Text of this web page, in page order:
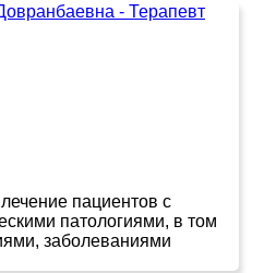
- Терапевт
пациентов с
патологиями, в том
заболеваниями